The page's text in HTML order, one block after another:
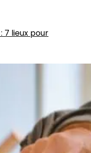
: 7 lieux pour